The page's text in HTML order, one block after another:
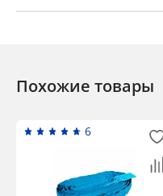
Похожие товары
6